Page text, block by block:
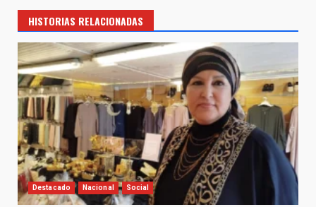
HISTORIAS RELACIONADAS
Destacado Nacional Social